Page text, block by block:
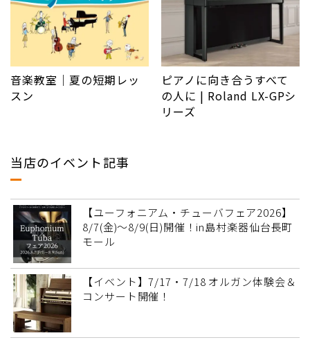
音楽教室｜夏の短期レッ
スン
ピアノに向き合うすべて
の人に | Roland LX-GPシ
リーズ
当店のイベント記事
【ユーフォニアム・チューバフェア2026】
8/7(金)～8/9(日)開催！in島村楽器仙台長町
モール
【イベント】7/17・7/18 オルガン体験会＆
コンサート開催！